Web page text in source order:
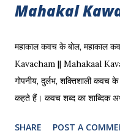
Mahakal
महाकाल कवच के बोल, महाकाल
Kavacham || Mahakaal
गोपनीय, दुर्लभ, शक्तिशाली कवच
कहते हैं। कवच शब्द का शाब्दिक
नकारात्मक्क शक्तियों से सुरक्षा के
SHARE POST A